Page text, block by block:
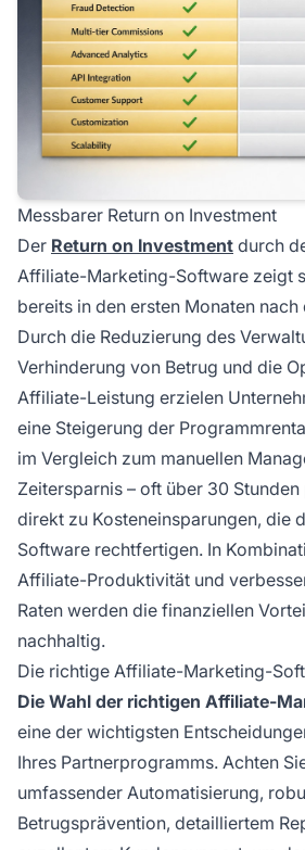
Messbarer Return on Investment
Der Return on Investment durch
Affiliate-Marketing-Software zeigt
bereits in den ersten Monaten
Durch die Reduzierung des
Verhinderung von Betrug und die
Affiliate-Leistung erzielen
eine Steigerung der
im Vergleich zum manuellen
Zeitersparnis – oft über 30
direkt zu Kosteneinsparungen, die
Software rechtfertigen. In
Affiliate-Produktivität und
Raten werden die finanziellen
nachhaltig.
Die richtige Affiliate-Marketing-
Die Wahl der richtigen Affiliate-
eine der wichtigsten
Ihres Partnerprogramms. Achten
umfassender Automatisierung,
Betrugsprävention, detailliertem